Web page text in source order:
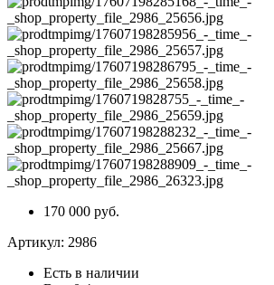
170 000 руб.
Артикул: 2986
Есть в наличии